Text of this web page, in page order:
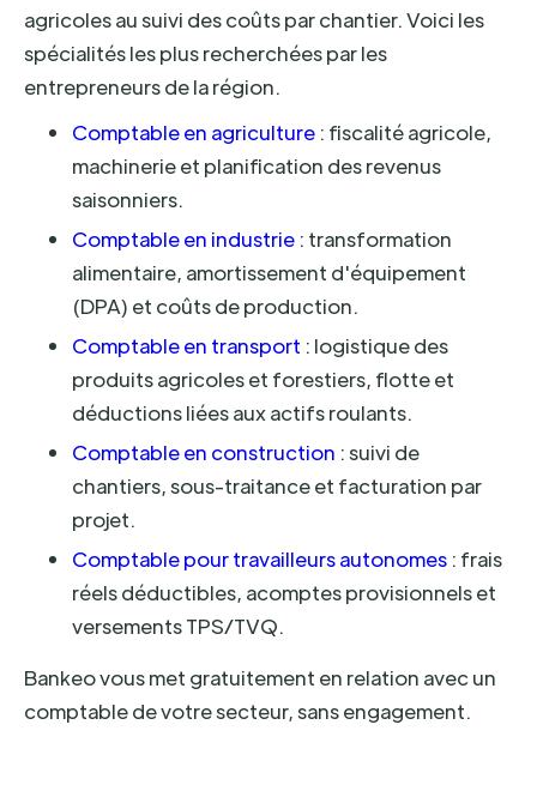
agricoles au suivi des coûts par chantier. Voici les
spécialités les plus recherchées par les
entrepreneurs de la région.
Comptable en agriculture : fiscalité agricole,
machinerie et planification des revenus
saisonniers.
Comptable en industrie : transformation
alimentaire, amortissement d'équipement
(DPA) et coûts de production.
Comptable en transport : logistique des
produits agricoles et forestiers, flotte et
déductions liées aux actifs roulants.
Comptable en construction : suivi de
chantiers, sous-traitance et facturation par
projet.
Comptable pour travailleurs autonomes : frais
réels déductibles, acomptes provisionnels et
versements TPS/TVQ.
Bankeo vous met gratuitement en relation avec un
comptable de votre secteur, sans engagement.